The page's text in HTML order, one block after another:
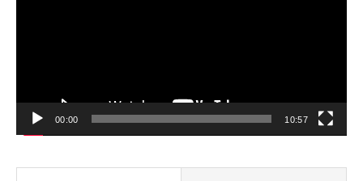
00:00 10:57